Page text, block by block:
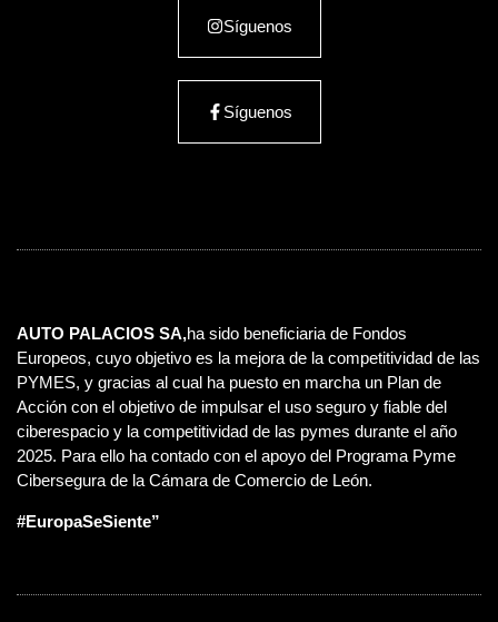
Síguenos
Síguenos
AUTO PALACIOS SA,ha sido beneficiaria de Fondos
Europeos, cuyo objetivo es la mejora de la competitividad de las
PYMES, y gracias al cual ha puesto en marcha un Plan de
Acción con el objetivo de impulsar el uso seguro y fiable del
ciberespacio y la competitividad de las pymes durante el año
2025. Para ello ha contado con el apoyo del Programa Pyme
Cibersegura de la Cámara de Comercio de León.
#EuropaSeSiente”